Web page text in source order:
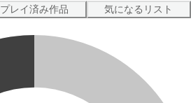
プレイ済み作品 気になるリスト